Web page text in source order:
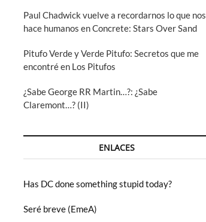
Paul Chadwick vuelve a recordarnos lo que nos
hace humanos en Concrete: Stars Over Sand
Pitufo Verde y Verde Pitufo: Secretos que me
encontré en Los Pitufos
¿Sabe George RR Martin…?: ¿Sabe
Claremont…? (II)
ENLACES
Has DC done something stupid today?
Seré breve (EmeA)